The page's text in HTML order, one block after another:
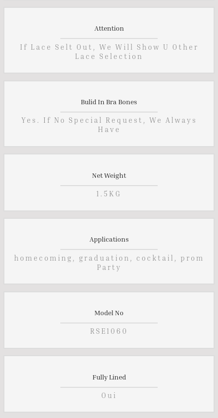
Attention
If Lace Selt Out, We Will Show U Other
Lace Selection
Bulid In Bra Bones
Yes. If No Special Request, We Always
Have
Net Weight
1.5KG
Applications
homecoming, graduation, cocktail, prom
Party
Model No
RSE1060
Fully Lined
Oui